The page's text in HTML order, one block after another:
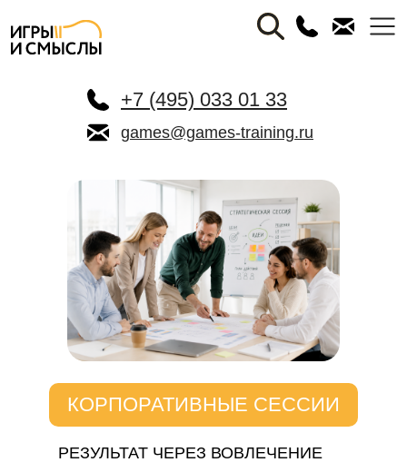
+7 (495) 033 01 33
games@games-training.ru
КОРПОРАТИВНЫЕ СЕССИИ
РЕЗУЛЬТАТ ЧЕРЕЗ ВОВЛЕЧЕНИЕ